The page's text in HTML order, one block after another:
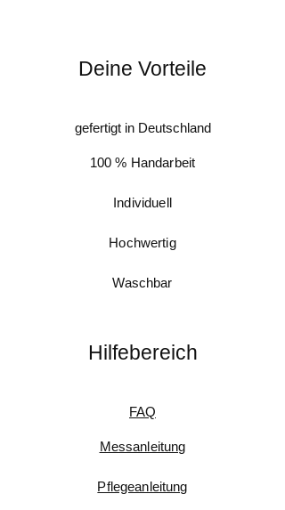
Deine Vorteile
gefertigt in Deutschland
100 % Handarbeit
Individuell
Hochwertig
Waschbar
Hilfebereich
FAQ
Messanleitung
Pflegeanleitung